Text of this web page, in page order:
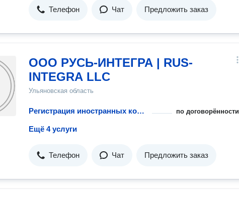
Телефон Чат Предложить заказ
ООО РУСЬ-ИНТЕГРА | RUS-
INTEGRA LLC
Ульяновская область
Регистрация иностранных компаний по договорённости
Ещё 4 услуги
Телефон Чат Предложить заказ